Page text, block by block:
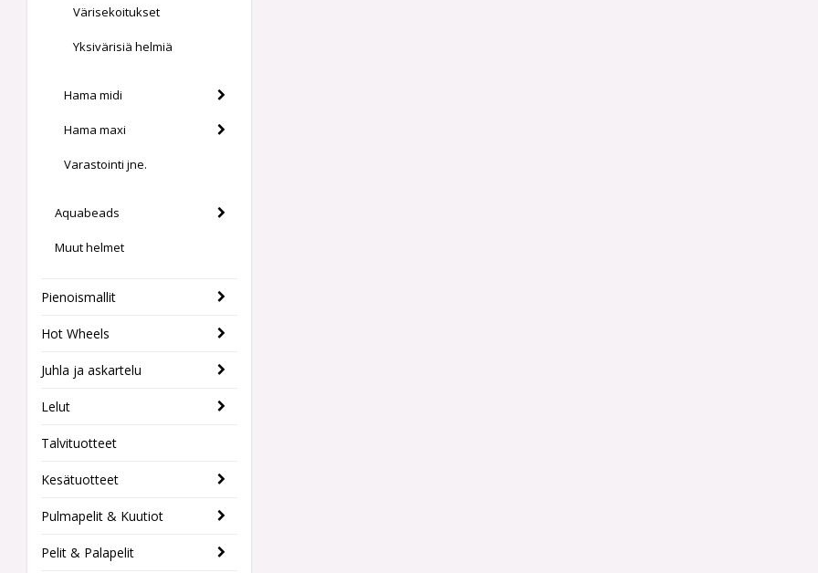
Värisekoitukset
Yksivärisiä helmiä
Hama midi
Hama maxi
Varastointi jne.
Aquabeads
Muut helmet
Pienoismallit
Hot Wheels
Juhla ja askartelu
Lelut
Talvituotteet
Kesätuotteet
Pulmapelit & Kuutiot
Pelit & Palapelit